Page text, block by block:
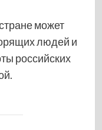
может
людей и
российских